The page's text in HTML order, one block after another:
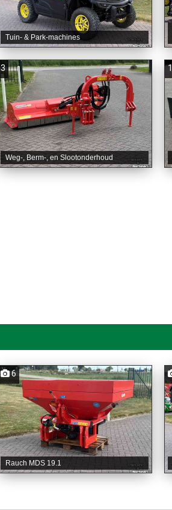
Tuin- & Park-machines
3
Weg-, Berm-, en Slootonderhoud
1
6
Rauch MDS 19.1